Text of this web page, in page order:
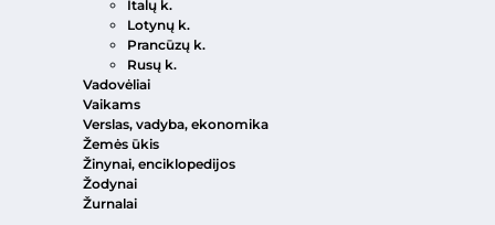
Italų k.
Lotynų k.
Prancūzų k.
Rusų k.
Vadovėliai
Vaikams
Verslas, vadyba, ekonomika
Žemės ūkis
Žinynai, enciklopedijos
Žodynai
Žurnalai